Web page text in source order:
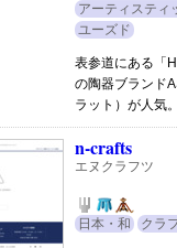
アーティスティ
ユーズド
表参道にある「
の陶器ブランド
ラット）が人気
n-crafts
エヌクラフツ
日本・和 クラ